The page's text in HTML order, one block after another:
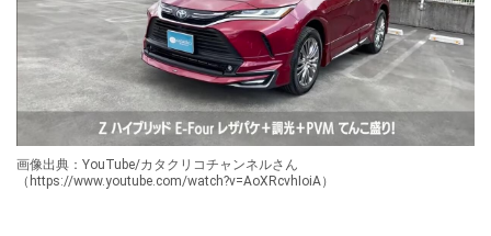
画像出典：YouTube/カタクリコチャンネルさん
（https://www.youtube.com/watch?v=AoXRcvhIoiA）